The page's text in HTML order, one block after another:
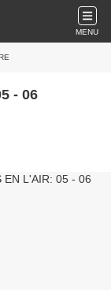
MENU
- 06